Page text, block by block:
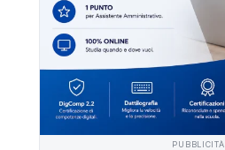
PUBBLICITÀ